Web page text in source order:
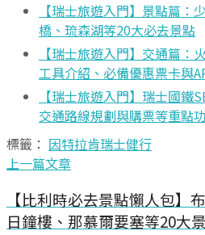
【瑞士旅遊入門】景點篇：
橋、琉森湖等20大必去景點
【瑞士旅遊入門】交通篇：
工具介紹、必備優惠票卡與
【瑞士旅遊入門】瑞士國鐵
交通路線規劃與購票等重點
標籤： 因特拉肯瑞士健行
上一篇文章
【比利時必去景點懶人包】
日鐘樓、那慕爾要塞等20大